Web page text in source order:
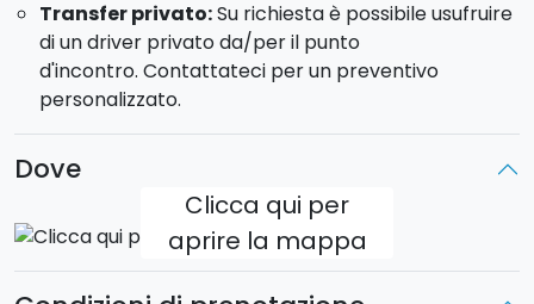
più assoluto della vostra barca.
Salite subito a bordo di un'esperienza firmata
Sicilying!
Transfer privato:Su richiesta è possibile usufruire
di un driver privato da/per il punto
d'incontro. Contattateci per un preventivo
personalizzato.
Dove
Clicca qui per
aprire la mappa